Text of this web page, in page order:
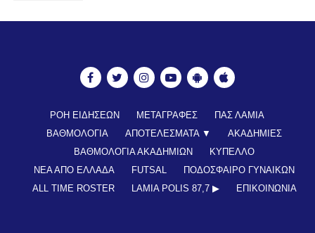
ΡΟΗ ΕΙΔΗΣΕΩΝ ΜΕΤΑΓΡΑΦΕΣ
ΠΑΣ ΛΑΜΙΑ
ΒΑΘΜΟΛΟΓΙΑ
ΑΠΟΤΕΛΕΣΜΑΤΑ ▼
ΑΚΑΔΗΜΙΕΣ
ΒΑΘΜΟΛΟΓΙΑ ΑΚΑΔΗΜΙΩΝ
ΚΥΠΕΛΛΟ
ΝΕΑ ΑΠΟ ΕΛΛΑΔΑ
FUTSAL
ΠΟΔΟΣΦΑΙΡΟ ΓΥΝΑΙΚΩΝ
ALL TIME ROSTER
LAMIA POLIS 87,7 ▶︎ ΕΠΙΚΟΙΝΩΝΊΑ